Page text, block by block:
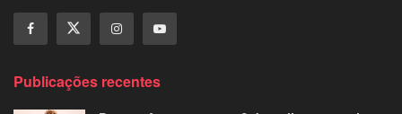
Publicações recentes